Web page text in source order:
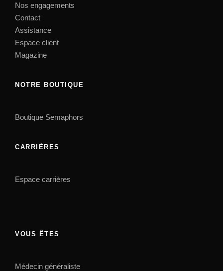
Nos engagements
Contact
Assistance
Espace client
Magazine
NOTRE BOUTIQUE
Boutique Semaphors
CARRIÈRES
Espace carrières
VOUS ÊTES
Médecin généraliste